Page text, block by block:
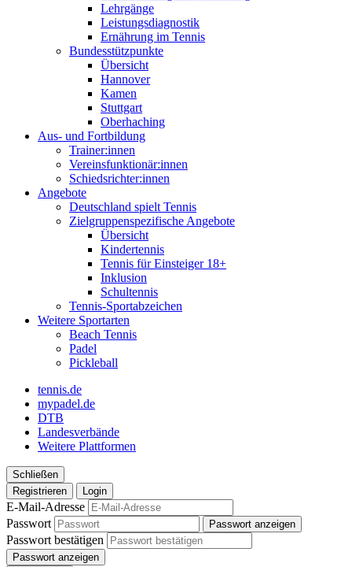
Lehrgänge
Leistungsdiagnostik
Ernährung im Tennis
Bundesstützpunkte
Übersicht
Hannover
Kamen
Stuttgart
Oberhaching
Aus- und Fortbildung
Trainer:innen
Vereinsfunktionär:innen
Schiedsrichter:innen
Angebote
Deutschland spielt Tennis
Zielgruppenspezifische Angebote
Übersicht
Kindertennis
Tennis für Einsteiger 18+
Inklusion
Schultennis
Tennis-Sportabzeichen
Weitere Sportarten
Beach Tennis
Padel
Pickleball
tennis.de
mypadel.de
DTB
Landesverbände
Weitere Plattformen
Schließen
Registrieren
Login
E-Mail-Adresse
Passwort
Passwort anzeigen
Passwort bestätigen
Passwort anzeigen